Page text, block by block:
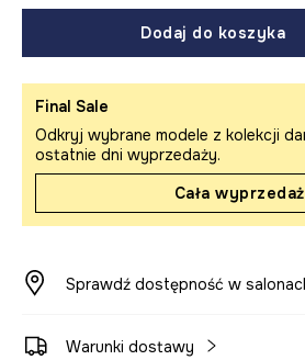
Dodaj do koszyka
Final Sale
Odkryj wybrane modele z kolekcji
ostatnie dni wyprzedaży.
Cała
Sprawdź dostępność w
Warunki dostawy